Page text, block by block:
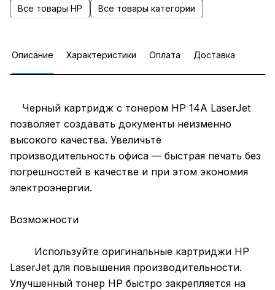
Все товары HP Все товары категории
Описание Характеристики Оплата Доставка
Черный картридж с тонером HP 14A LaserJet
позволяет создавать документы неизменно
высокого качества. Увеличьте
производительность офиса — быстрая печать без
погрешностей в качестве и при этом экономия
электроэнергии.
Возможности
Используйте оригинальные картриджи HP
LaserJet для повышения производительности.
Улучшенный тонер HP быстро закрепляется на